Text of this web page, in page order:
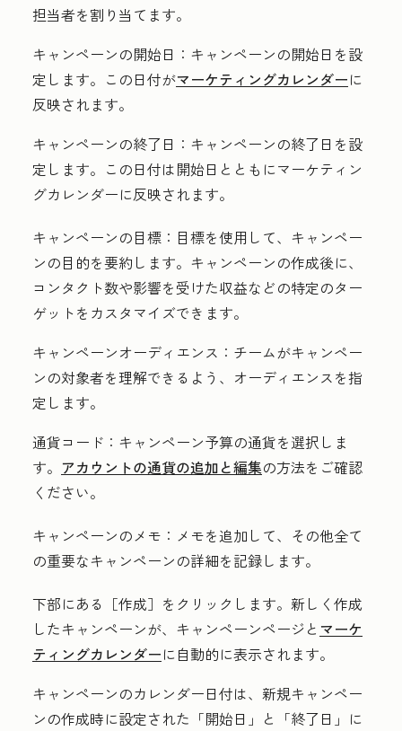
担当者を割り当てます。
キャンペーンの開始日： キャンペーンの開始日を設
定します。この日付がマーケティングカレンダーに
反映されます。
キャンペーンの終了日： キャンペーンの終了日を設
定します。この日付は開始日とともにマーケティン
グカレンダーに反映されます。
キャンペーンの目標： 目標を使用して、キャンペー
ンの目的を要約します。キャンペーンの作成後に、
コンタクト数や影響を受けた収益などの特定のター
ゲットをカスタマイズできます。
キャンペーンオーディエンス： チームがキャンペー
ンの対象者を理解できるよう、オーディエンスを指
定します。
通貨コード： キャンペーン予算の通貨を選択しま
す。 アカウントの通貨の追加と編集の方法をご確認
ください。
キャンペーンのメモ： メモを追加して、その他全て
の重要なキャンペーンの詳細を記録します。
下部にある ［作成］をクリックします。新しく作成
したキャンペーンが、キャンペーンページと マーケ
ティングカレンダーに自動的に表示されます。
キャンペーンのカレンダー日付は、新規キャンペー
ンの作成時に設定された 「開始日」と「終了日」 に